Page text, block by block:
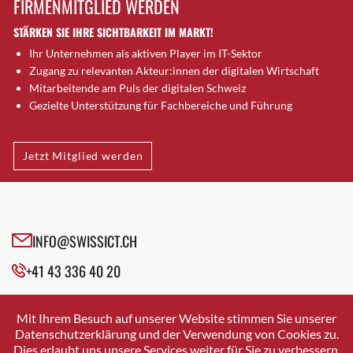
Brugg AG
Brütten
Bubendorf
Bubikon
Buchs (SG)
Bäretswil
Bülach
Cazis
Crissier
Davos Platz
Dierikon
Dietikon
FIRMENMITGLIED WERDEN
STÄRKEN SIE IHRE SICHTBARKEIT IM MARKT!
Ihr Unternehmen als aktiven Player im IT-Sektor
Zugang zu relevanten Akteur:innen der digitalen Wirtschaft
Mitarbeitende am Puls der digitalen Schweiz
Gezielte Unterstützung für Fachbereiche und Führung
Jetzt Mitglied werden
INFO@SWISSICT.CH
+41 43 336 40 20
SWISSICT
VULKANSTRASSE 120
8048 ZURICH
Mit Ihrem Besuch auf unserer Website stimmen Sie unserer
Datenschutzerklärung und der Verwendung von Cookies zu.
Dies erlaubt uns unsere Services weiter für Sie zu verbessern.